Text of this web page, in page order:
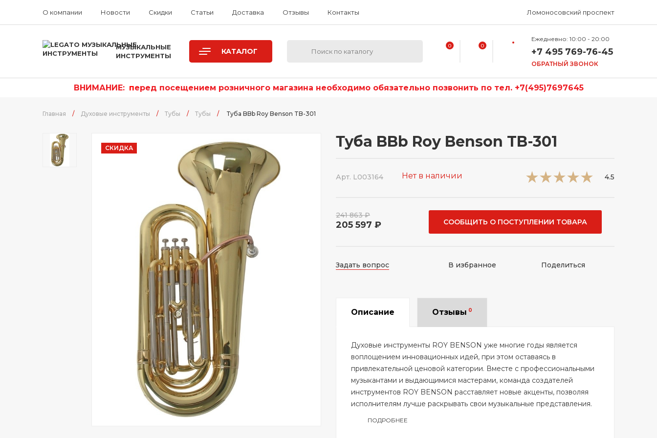
О компании Новости Скидки Статьи Доставка Отзывы Контакты Ломоносовский проспект
МУЗЫКАЛЬНЫЕ
ИНСТРУМЕНТЫ
КАТАЛОГ
0 0
Ежедневно: 10:00 - 20:00
+7 495 769-76-45
ОБРАТНЫЙ ЗВОНОК
ВНИМАНИЕ: перед посещением розничного магазина необходимо обязательно позвонить по тел. +7(495)7697645
Главная / Духовые инструменты / Тубы / Тубы / Туба BBb Roy Benson TB-301
СКИДКА Туба BBb Roy Benson TB-301
Арт. L003164 Нет в наличии 4.5
241 863 ₽
205 597 ₽ СООБЩИТЬ О ПОСТУПЛЕНИИ ТОВАРА
Задать вопрос В избранное Поделиться
Описание Отзывы 0
Духовые инструменты ROY BENSON уже многие годы является
воплощением инновационных идей, при этом оставаясь в
привлекательной ценовой категории. Вместе с профессиональными
музыкантами и выдающимися мастерами, команда создателей
инструментов ROY BENSON расставляет новые акценты, позволяя
исполнителям лучше раскрывать свои музыкальные представления.
ПОДРОБНЕЕ